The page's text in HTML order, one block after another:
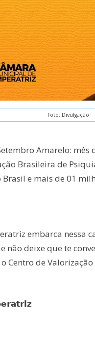
Foto: Divulgação
Amarelo: mês
Brasileira de
e mais de 01
embarca nessa
não deixe que te
Centro de